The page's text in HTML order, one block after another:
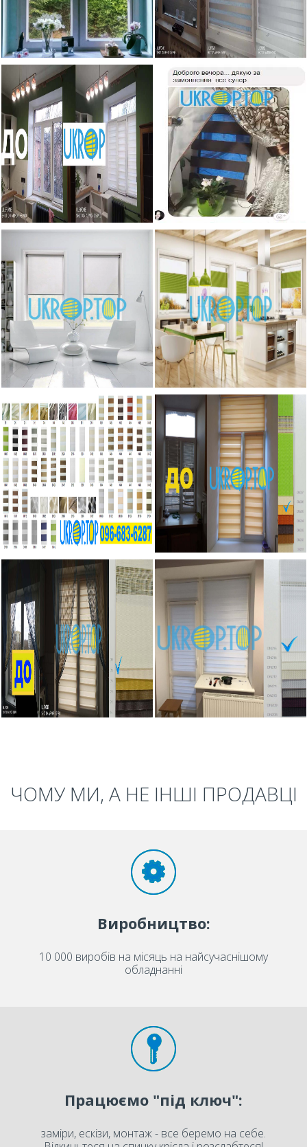
ЧОМУ МИ, А НЕ ІНШІ ПРОДАВЦІ
Виробництво:
10 000 виробів на місяць на найсучаснішому
обладнанні
Працюємо "під ключ":
заміри, ескізи, монтаж - все беремо на себе.